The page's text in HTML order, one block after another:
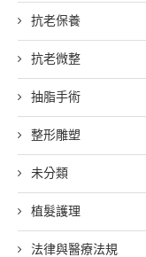
抗老保養
抗老微整
抽脂手術
整形雕塑
未分類
植髮護理
法律與醫療法規